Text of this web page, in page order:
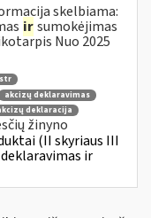
skelbiama:
irsumokėjimas
Nuo 2025
akcizų deklaravimas
deklaracija
žinyno
(II skyriaus III
ir